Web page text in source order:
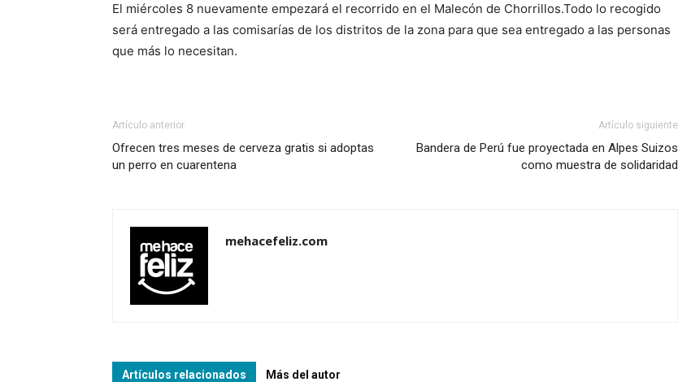
El miércoles 8 nuevamente empezará el recorrido en el Malecón de Chorrillos.Todo lo recogido
será entregado a las comisarías de los distritos de la zona para que sea entregado a las personas
que más lo necesitan.
Artículo anterior
Ofrecen tres meses de cerveza gratis si adoptas
un perro en cuarentena
Artículo siguiente
Bandera de Perú fue proyectada en Alpes Suizos
como muestra de solidaridad
mehacefeliz.com
Artículos relacionados Más del autor